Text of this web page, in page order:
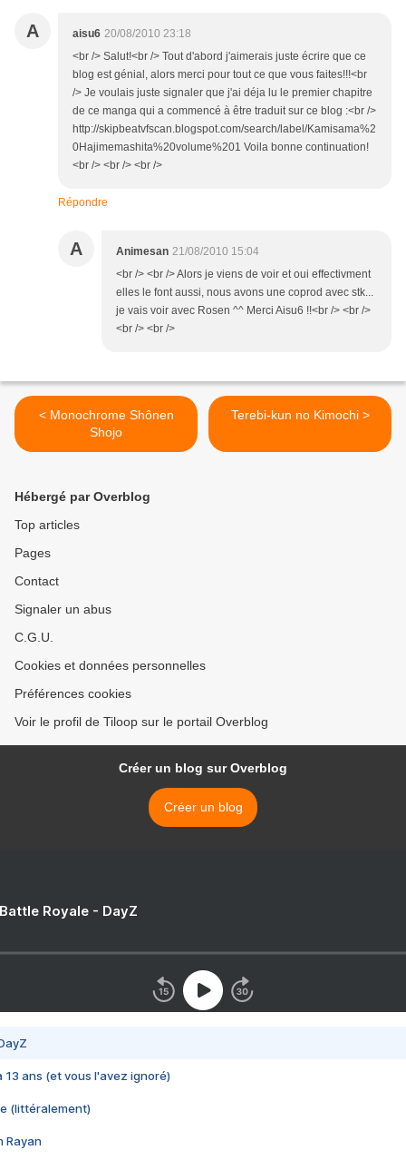
A aisu6 20/08/2010 23:18
<br /> Salut!<br /> Tout d'abord j'aimerais juste écrire que ce
blog est génial, alors merci pour tout ce que vous faites!!!<br
/> Je voulais juste signaler que j'ai déja lu le premier chapitre
de ce manga qui a commencé à être traduit sur ce blog :<br />
http://skipbeatvfscan.blogspot.com/search/label/Kamisama%2
0Hajimemashita%20volume%201 Voila bonne continuation!
<br /> <br /> <br />
Répondre
A Animesan 21/08/2010 15:04
<br /> <br /> Alors je viens de voir et oui effectivment
elles le font aussi, nous avons une coprod avec stk...
je vais voir avec Rosen ^^ Merci Aisu6 !!<br /> <br />
<br /> <br />
< Monochrome Shônen
Shojo
Terebi-kun no Kimochi >
Hébergé par Overblog
Top articles
Pages
Contact
Signaler un abus
C.G.U.
Cookies et données personnelles
Préférences cookies
Voir le profil de Tiloop sur le portail Overblog
Créer un blog sur Overblog
Créer un blog
Royale - DayZ
13 ans (et vous l'avez ignoré)
(littéralement)
Rayan